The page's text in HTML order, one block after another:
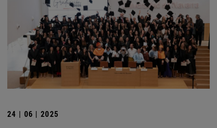
24 | 06 | 2025